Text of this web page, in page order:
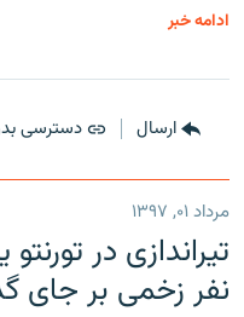
ادامه خبر
ارسال دسترسی
مرداد ۰۱, ۱۳۹۷
نفر زخمی بر جای